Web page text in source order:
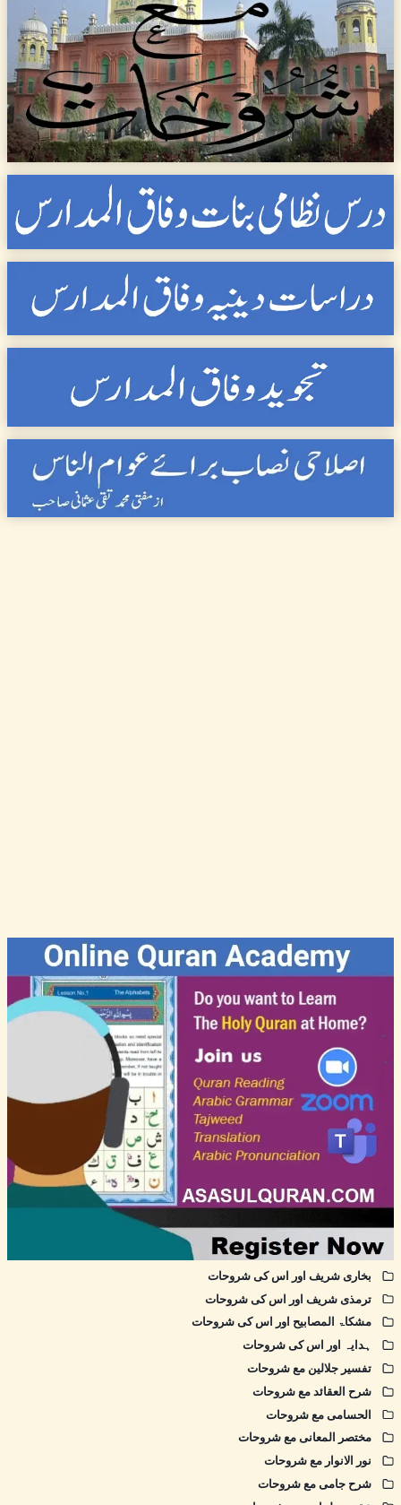
بخاری شریف اور اس کی شروحات
ترمذی شریف اور اس کی شروحات
مشکاۃ المصابیح اور اس کی شروحات
ہدایہ اور اس کی شروحات
تفسیر جلالین مع شروحات
شرح العقائد مع شروحات
الحسامی مع شروحات
مختصر المعانی مع شروحات
نور الانوار مع شروحات
شرح جامی مع شروحات